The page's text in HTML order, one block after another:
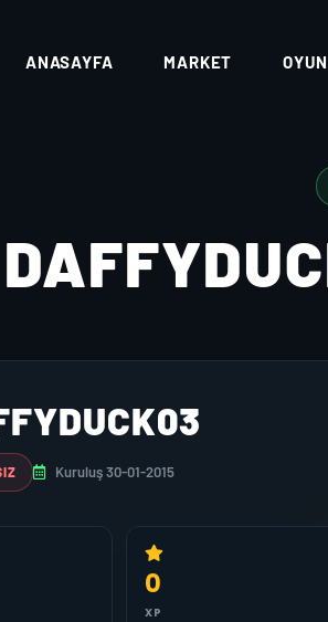
ANASAYFA MARKET
Kuruluş 30-01-2015
0
XP